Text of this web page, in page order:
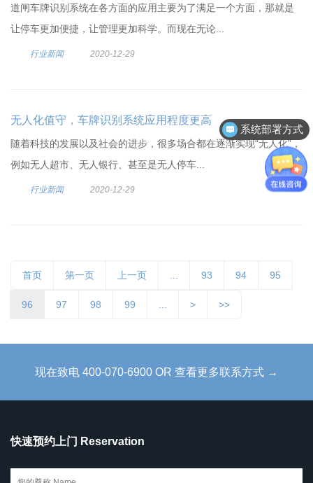
道闸车牌识别系统在各方面的应用主要为了满足一个方面，那就是
让停车更加便捷，让管理更加科学。而现在无论...
行业新闻 2020-12-29
无人化值守，车牌识别系统应用程度更高
随着科技的发展以及社会的进步，很多场合都在逐渐实现“无人化”，
例如无人超市、无人银行、甚至是无人停车...
行业新闻 2020-12-29
首页 第一页 上一页 93 94 95
96 97 98 99 > >>
现在致电 400-070-6900 OR 查看更多联系方式 →
快速预约上门 Reservation
系统部署方式